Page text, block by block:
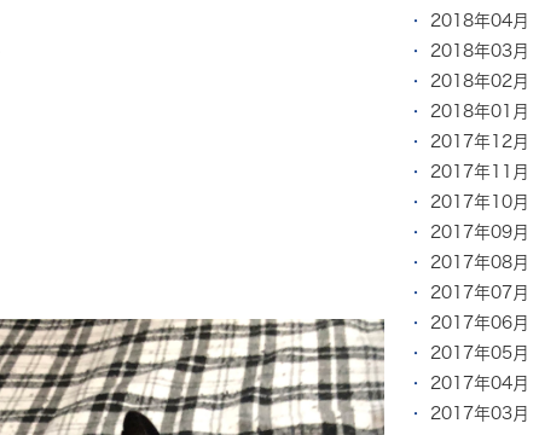
2018年04月
2018年03月
2018年02月
2018年01月
2017年12月
2017年11月
2017年10月
2017年09月
2017年08月
2017年07月
2017年06月
2017年05月
2017年04月
2017年03月